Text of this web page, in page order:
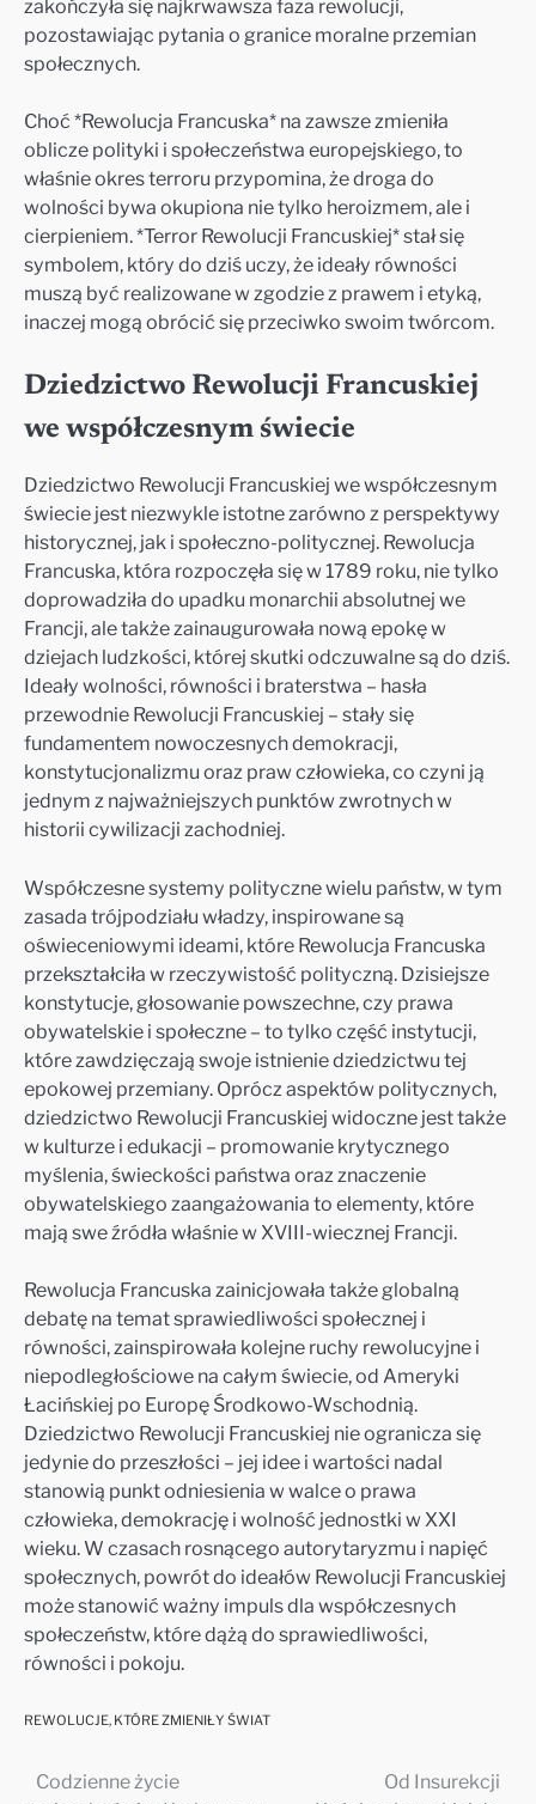
zakończyła się najkrwawsza faza rewolucji,
pozostawiając pytania o granice moralne przemian
społecznych.
Choć *Rewolucja Francuska* na zawsze zmieniła
oblicze polityki i społeczeństwa europejskiego, to
właśnie okres terroru przypomina, że droga do
wolności bywa okupiona nie tylko heroizmem, ale i
cierpieniem. *Terror Rewolucji Francuskiej* stał się
symbolem, który do dziś uczy, że ideały równości
muszą być realizowane w zgodzie z prawem i etyką,
inaczej mogą obrócić się przeciwko swoim twórcom.
Dziedzictwo Rewolucji Francuskiej
we współczesnym świecie
Dziedzictwo Rewolucji Francuskiej we współczesnym
świecie jest niezwykle istotne zarówno z perspektywy
historycznej, jak i społeczno-politycznej. Rewolucja
Francuska, która rozpoczęła się w 1789 roku, nie tylko
doprowadziła do upadku monarchii absolutnej we
Francji, ale także zainaugurowała nową epokę w
dziejach ludzkości, której skutki odczuwalne są do dziś.
Ideały wolności, równości i braterstwa – hasła
przewodnie Rewolucji Francuskiej – stały się
fundamentem nowoczesnych demokracji,
konstytucjonalizmu oraz praw człowieka, co czyni ją
jednym z najważniejszych punktów zwrotnych w
historii cywilizacji zachodniej.
Współczesne systemy polityczne wielu państw, w tym
zasada trójpodziału władzy, inspirowane są
oświeceniowymi ideami, które Rewolucja Francuska
przekształciła w rzeczywistość polityczną. Dzisiejsze
konstytucje, głosowanie powszechne, czy prawa
obywatelskie i społeczne – to tylko część instytucji,
które zawdzięczają swoje istnienie dziedzictwu tej
epokowej przemiany. Oprócz aspektów politycznych,
dziedzictwo Rewolucji Francuskiej widoczne jest także
w kulturze i edukacji – promowanie krytycznego
myślenia, świeckości państwa oraz znaczenie
obywatelskiego zaangażowania to elementy, które
mają swe źródła właśnie w XVIII-wiecznej Francji.
Rewolucja Francuska zainicjowała także globalną
debatę na temat sprawiedliwości społecznej i
równości, zainspirowała kolejne ruchy rewolucyjne i
niepodległościowe na całym świecie, od Ameryki
Łacińskiej po Europę Środkowo-Wschodnią.
Dziedzictwo Rewolucji Francuskiej nie ogranicza się
jedynie do przeszłości – jej idee i wartości nadal
stanowią punkt odniesienia w walce o prawa
człowieka, demokrację i wolność jednostki w XXI
wieku. W czasach rosnącego autorytaryzmu i napięć
społecznych, powrót do ideałów Rewolucji Francuskiej
może stanowić ważny impuls dla współczesnych
społeczeństw, które dążą do sprawiedliwości,
równości i pokoju.
REWOLUCJE, KTÓRE ZMIENIŁY ŚWIAT
Nawigacja
Codzienne życie
Od Insurekcji